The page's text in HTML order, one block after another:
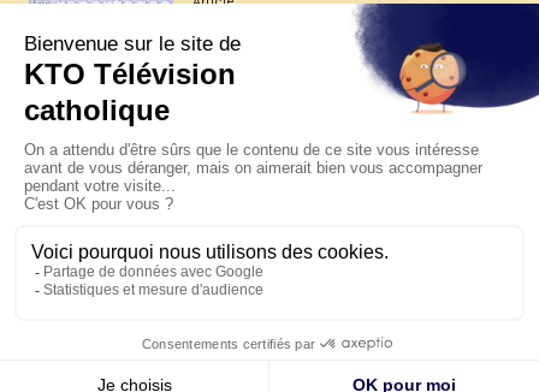
Les reportages d'été 2026 de KTO
La visite pastorale du pape Léon
XIV à Assise à suivre sur KTO le
jeudi 6 août
Le pape en Uruguay, Argentine et
Pérou du 6 au 17 novembre 2026